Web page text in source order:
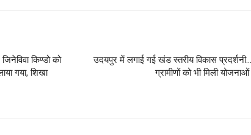
किण्डो को
गया, शिखा
उदयपुर में लगाई गई खंड स्तरीय विकास
ग्रामीणों को भी मिली